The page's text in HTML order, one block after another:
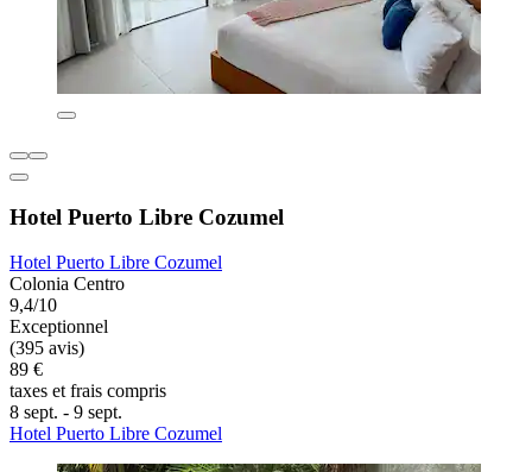
Hotel Puerto Libre Cozumel
Hotel Puerto Libre Cozumel
Colonia Centro
9,4/10
Exceptionnel
(395 avis)
89 €
taxes et frais compris
8 sept. - 9 sept.
Hotel Puerto Libre Cozumel